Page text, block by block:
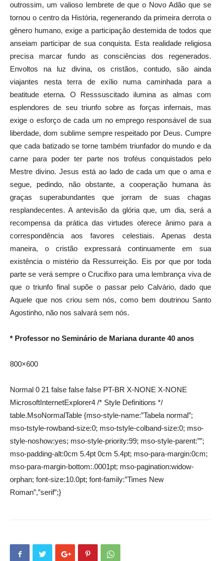
outrossim, um valioso lembrete de que o Novo Adão que se
tornou o centro da História, regenerando da primeira derrota o
gênero humano, exige a participação destemida de todos que
anseiam participar de sua conquista. Esta realidade religiosa
precisa marcar fundo as consciências dos regenerados.
Envoltos na luz divina, os cristãos, contudo, são ainda
viajantes nesta terra de exílio numa caminhada para a
beatitude eterna. O Resssuscitado ilumina as almas com
esplendores de seu triunfo sobre as forças infernais, mas
exige o esforço de cada um no emprego responsável de sua
liberdade, dom sublime sempre respeitado por Deus. Cumpre
que cada batizado se torne também triunfador do mundo e da
carne para poder ter parte nos troféus conquistados pelo
Mestre divino. Jesus está ao lado de cada um que o ama e
segue, pedindo, não obstante, a cooperação humana às
graças superabundantes que jorram de suas chagas
resplandecentes. A antevisão da glória que, um dia, será a
recompensa da prática das virtudes oferece ânimo para a
correspondência aos favores celestiais. Apenas desta
maneira, o cristão expressará continuamente em sua
existência o mistério da Ressurreição. Eis por que por toda
parte se verá sempre o Crucifixo para uma lembrança viva de
que o triunfo final supõe o passar pelo Calvário, dado que
Aquele que nos criou sem nós, como bem doutrinou Santo
Agostinho, não nos salvará sem nós.
* Professor no Seminário de Mariana durante 40 anos
800×600
Normal 0 21 false false false PT-BR X-NONE X-NONE
MicrosoftInternetExplorer4 /* Style Definitions */
table.MsoNormalTable {mso-style-name:”Tabela normal”;
mso-tstyle-rowband-size:0; mso-tstyle-colband-size:0; mso-
style-noshow:yes; mso-style-priority:99; mso-style-parent:””;
mso-padding-alt:0cm 5.4pt 0cm 5.4pt; mso-para-margin:0cm;
mso-para-margin-bottom:.0001pt; mso-pagination:widow-
orphan; font-size:10.0pt; font-family:”Times New
Roman”,”serif”;}